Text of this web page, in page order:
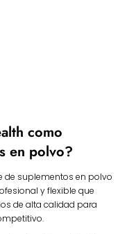
como
en polvo?
de suplementos en polvo
y flexible que
de alta calidad para